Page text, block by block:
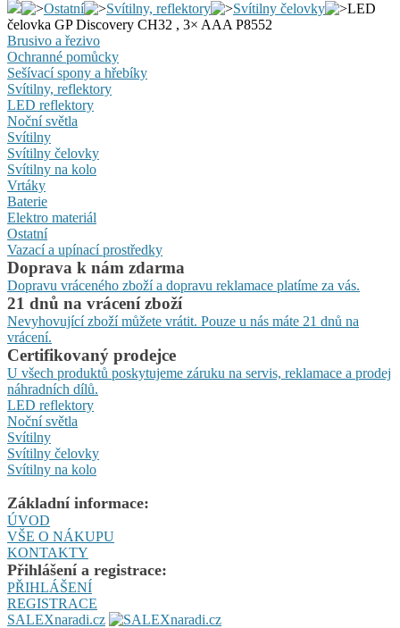
Ostatní
Svítilny, reflektory Svítilny čelovky
LED
čelovka GP Discovery CH32 , 3× AAA P8552
Brusivo a řezivo
Ochranné pomůcky
Sešívací spony a hřebíky
Svítilny, reflektory
LED reflektory
Noční světla
Svítilny
Svítilny čelovky
Svítilny na kolo
Vrtáky
Baterie
Elektro materiál
Ostatní
Vazací a upínací prostředky
Doprava k nám zdarma
Dopravu vráceného zboží a dopravu reklamace platíme za vás.
21 dnů na vrácení zboží
Nevyhovující zboží můžete vrátit. Pouze u nás máte 21 dnů na
vrácení.
Certifikovaný prodejce
U všech produktů poskytujeme záruku na servis, reklamace a prodej
náhradních dílů.
LED reflektory
Noční světla
Svítilny
Svítilny čelovky
Svítilny na kolo
Základní informace:
ÚVOD
VŠE O NÁKUPU
KONTAKTY
Přihlášení a registrace:
PŘIHLÁŠENÍ
REGISTRACE
SALEXnaradi.cz